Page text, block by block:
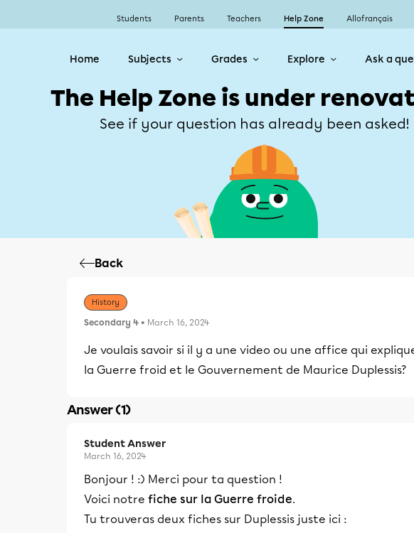
Students Parents Teachers Help Zone Allofrançais
Home Subjects Grades Explore Ask a
The Help Zone is under
See if your question has already been asked!
Back
History
Secondary 4 • March 16, 2024
Je voulais savoir si il y a une video ou une affice qui
la Guerre froid et le Gouvernement de Maurice Duplessis?
Answer (1)
Student Answer
March 16, 2024
Bonjour ! :) Merci pour ta question !
Voici notre fiche sur la Guerre froide.
Tu trouveras deux fiches sur Duplessis juste ici :